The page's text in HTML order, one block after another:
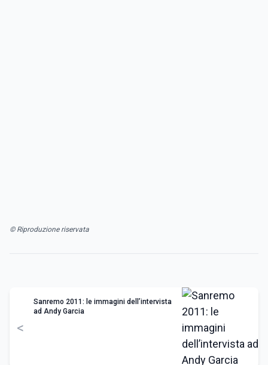
© Riproduzione riservata
<
Sanremo 2011: le immagini dell’intervista
ad Andy Garcia